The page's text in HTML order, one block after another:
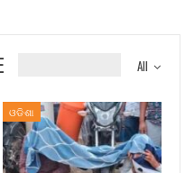
All
ଓଡିଶା